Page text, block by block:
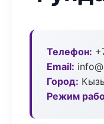
Телефон:
Email:
Город:
Режим